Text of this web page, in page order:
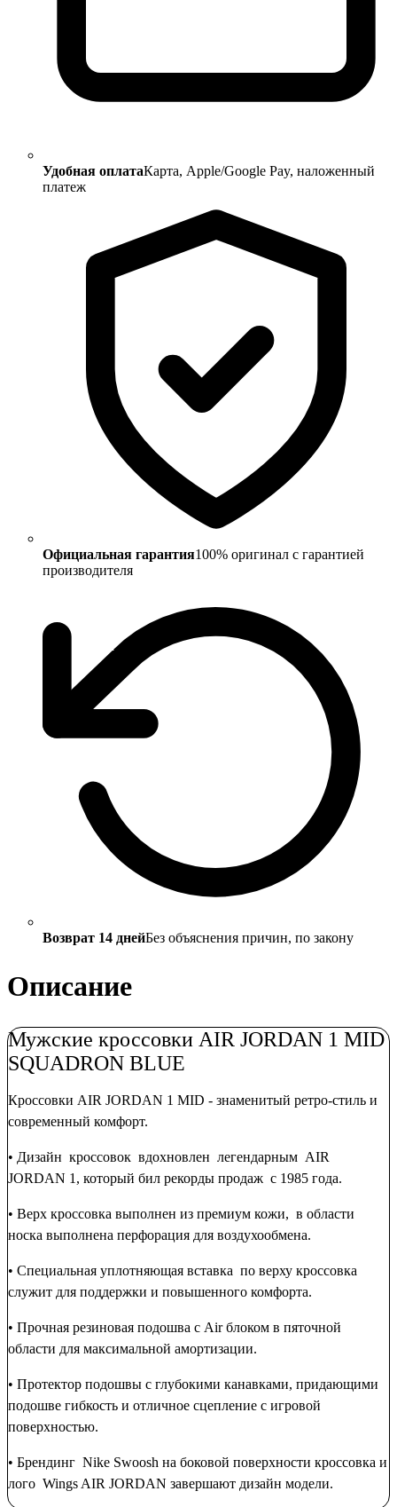
Удобная оплатаКарта, Apple/Google Pay, наложенный
платеж
Официальная гарантия100% оригинал с гарантией
производителя
Возврат 14 днейБез объяснения причин, по закону
Описание
Мужские кроссовки AIR JORDAN 1 MID
SQUADRON BLUE
Кроссовки AIR JORDAN 1 MID - знаменитый ретро-стиль и
современный комфорт.
• Дизайн кроссовок вдохновлен легендарным AIR
JORDAN 1, который бил рекорды продаж с 1985 года.
• Верх кроссовка выполнен из премиум кожи, в области
носка выполнена перфорация для воздухообмена.
• Специальная уплотняющая вставка по верху кроссовка
служит для поддержки и повышенного комфорта.
• Прочная резиновая подошва с Air блоком в пяточной
области для максимальной амортизации.
• Протектор подошвы с глубокими канавками, придающими
подошве гибкость и отличное сцепление с игровой
поверхностью.
• Брендинг Nike Swoosh на боковой поверхности кроссовка и
лого Wings AIR JORDAN завершают дизайн модели.